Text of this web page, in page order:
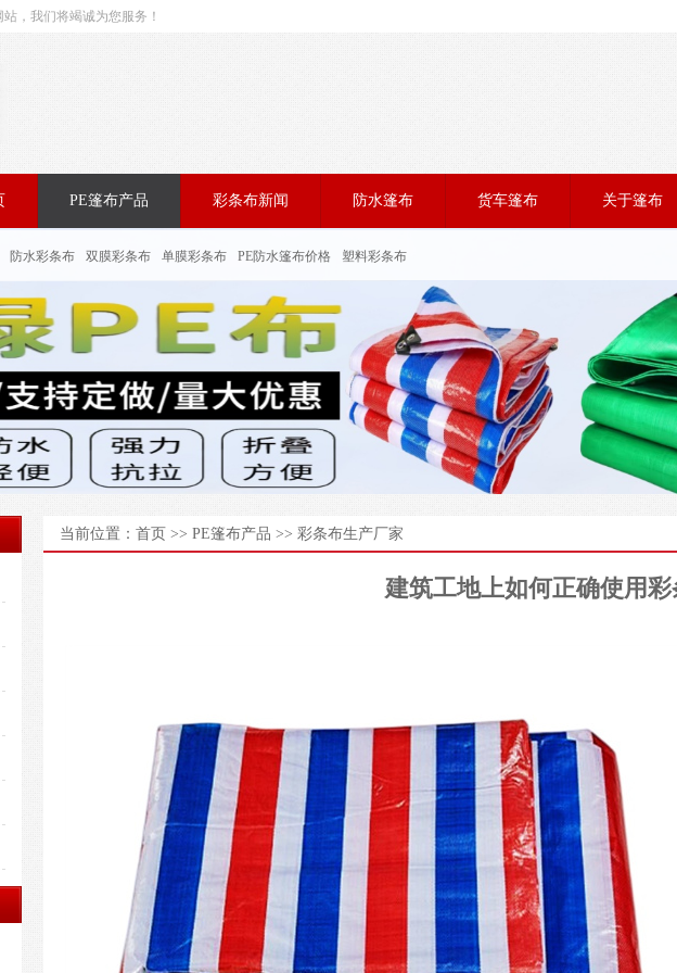
，我们将竭诚为您服务！
防水彩条布 双膜彩条布 单膜彩条布 PE防水篷布价格 塑料彩条布
PE篷布产品 彩条布新闻 防水篷布 货车篷布 关于篷布
当前位置： 首页 >> PE篷布产品 >> 彩条布生产厂家
建筑工地上如何正确使用